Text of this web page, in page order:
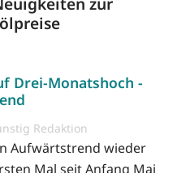
Drei-Monatshoch -
Redaktion
Aufwärtstrend wieder
Mal seit Anfang Mai